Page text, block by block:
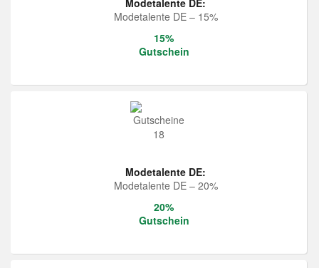
Modetalente DE:
Modetalente DE – 15%
15%
Gutschein
Modetalente DE:
Modetalente DE – 20%
20%
Gutschein